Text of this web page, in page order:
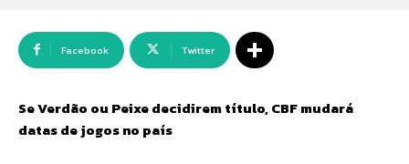
Facebook Twitter
Se Verdão ou Peixe decidirem título, CBF mudará
datas de jogos no país